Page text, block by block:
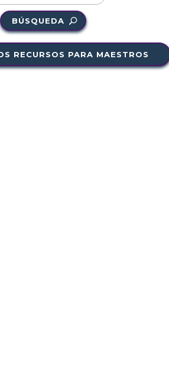
BÚSQUEDA
RECURSOS PARA MAESTROS